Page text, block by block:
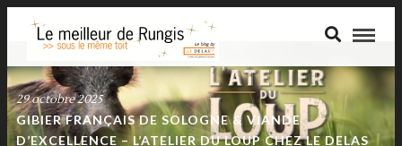
29 octobre 2025
GIBIER FRANÇAIS DE SOLOGNE & VIANDE
D’EXCELLENCE – L’ATELIER DU LOUP CHEZ LE DELAS